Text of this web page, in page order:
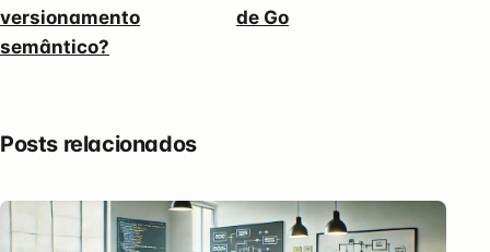
versionamento
semântico?
de Go
Posts relacionados